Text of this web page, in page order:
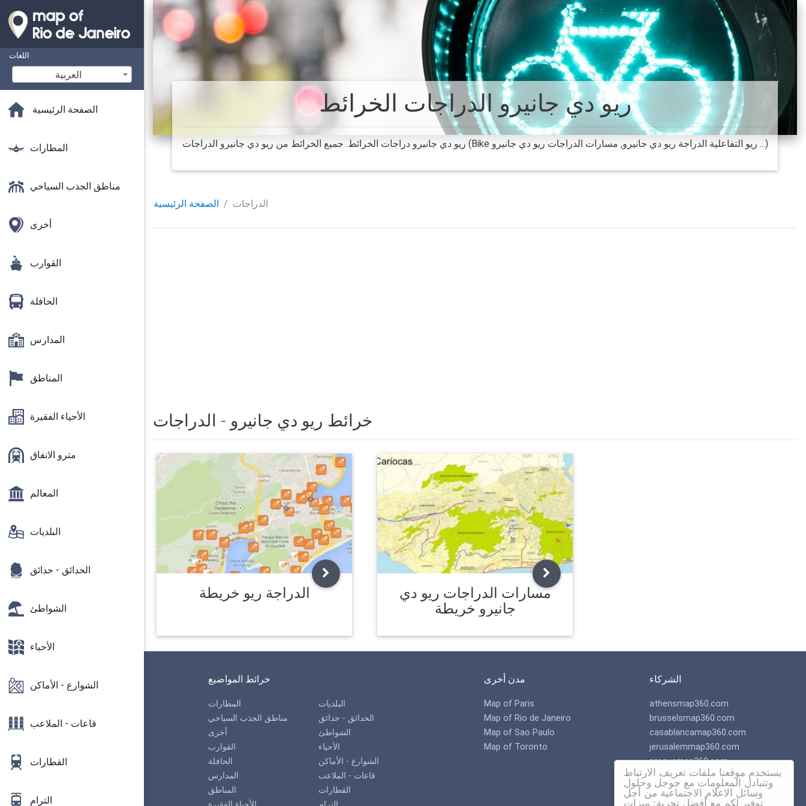
يستخدم موقعنا ملفات تعريف الارتباط
وتتبادل المعلومات مع جوجل وحلول
وسائل الاعلام الاجتماعية من أجل
توفير لكم مع أفضل تجربة: ميزات
اللغات
‫العربية
الصفحة الرئيسية
المطارات
مناطق الجذب السياحي
أخرى
القوارب
الحافلة
المدارس
المناطق
الأحياء الفقيرة
مترو الانفاق
المعالم
البلديات
الحدائق - حدائق
الشواطئ
الأحياء
الشوارع - الأماكن
قاعات - الملاعب
القطارات
الترام
ريو دي جانيرو الدراجات الخرائط
ريو دي جانيرو دراجات الخرائط. جميع الخرائط من ريو دي جانيرو الدراجات (Bike ريو التفاعلية الدراجة ريو دي جانيرو, مسارات الدراجات ريو دي جانيرو ...)
الصفحة الرئيسية الدراجات
خرائط ريو دي جانيرو - الدراجات
الدراجة ريو خريطة
مسارات الدراجات ريو دي
جانيرو خريطة
خرائط المواضيع
المطارات
مناطق الجذب السياحي
أخرى
القوارب
الحافلة
المدارس
المناطق
البلديات
الحدائق - حدائق
الشواطئ
الأحياء
الشوارع - الأماكن
قاعات - الملاعب
القطارات
مدن أخرى
Map of Paris
Map of Rio de Janeiro
Map of Sao Paulo
Map of Toronto
الشركاء
athensmap360.com
brusselsmap360.com
casablancamap360.com
jerusalemmap360.com
praguemap360.com